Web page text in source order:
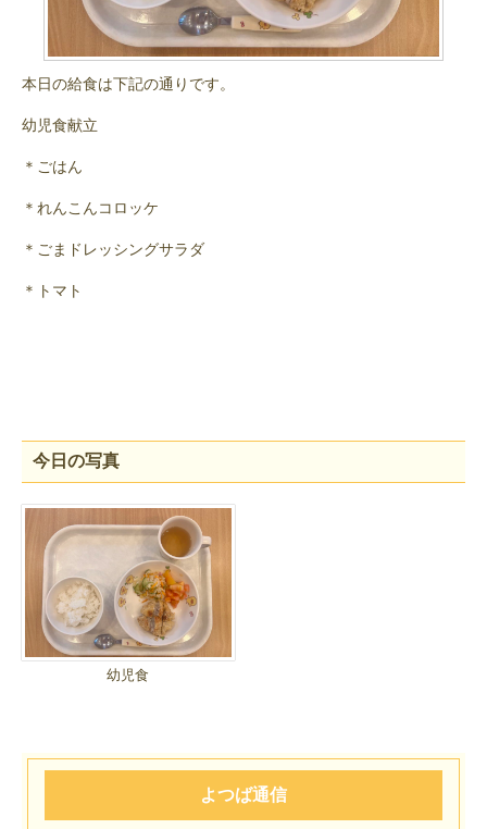
本日の給食は下記の通りです。
幼児食献立
＊ごはん
＊れんこんコロッケ
＊ごまドレッシングサラダ
＊トマト
今日の写真
幼児食
よつば通信